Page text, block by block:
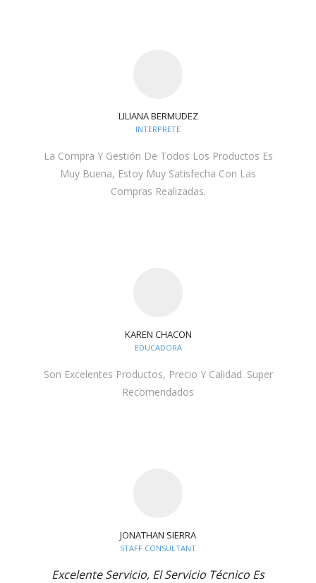
LILIANA BERMUDEZ
INTERPRETE
La Compra Y Gestión De Todos Los Productos Es
Muy Buena, Estoy Muy Satisfecha Con Las
Compras Realizadas.
KAREN CHACON
EDUCADORA
Son Excelentes Productos, Precio Y Calidad. Super
Recomendados
JONATHAN SIERRA
STAFF CONSULTANT
Excelente Servicio, El Servicio Técnico Es